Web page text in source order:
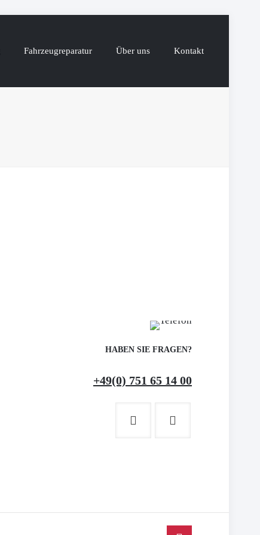
Fahrzeugreparatur Über uns Kontakt
HABEN SIE FRAGEN?
+49(0) 751 65 14 00